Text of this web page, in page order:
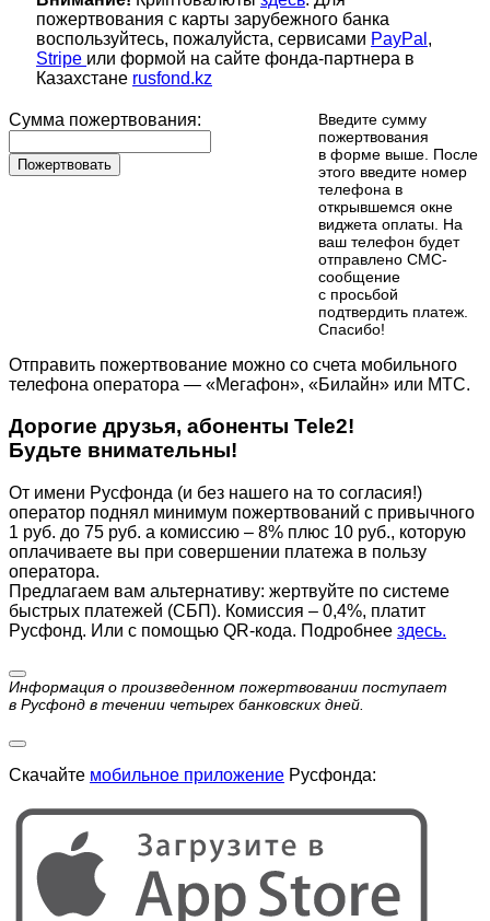
пожертвования с карты зарубежного банка
воспользуйтесь, пожалуйста, сервисами PayPal ,
Stripe или формой на сайте фонда-партнера в
Казахстане rusfond.kz
Сумма пожертвования:
Пожертвовать
Введите сумму
пожертвования
в форме выше. После
этого введите номер
телефона в
открывшемся окне
виджета оплаты. На
ваш телефон будет
отправлено СМС-
сообщение
с просьбой
подтвердить платеж.
Cпасибо!
Отправить пожертвование можно со счета мобильного
телефона оператора — «Мегафон», «Билайн» или МТС.
Дорогие друзья, абоненты Tele2!
Будьте внимательны!
От имени Русфонда (и без нашего на то согласия!)
оператор поднял минимум пожертвований с привычного
1 руб. до 75 руб. а комиссию – 8% плюс 10 руб., которую
оплачиваете вы при совершении платежа в пользу
оператора.
Предлагаем вам альтернативу: жертвуйте по cистеме
быстрых платежей (СБП). Комиссия – 0,4%, платит
Русфонд. Или с помощью QR-кода. Подробнее здесь.
Информация о произведенном пожертвовании поступает
в Русфонд в течении четырех банковских дней.
Скачайте мобильное приложение Русфонда: